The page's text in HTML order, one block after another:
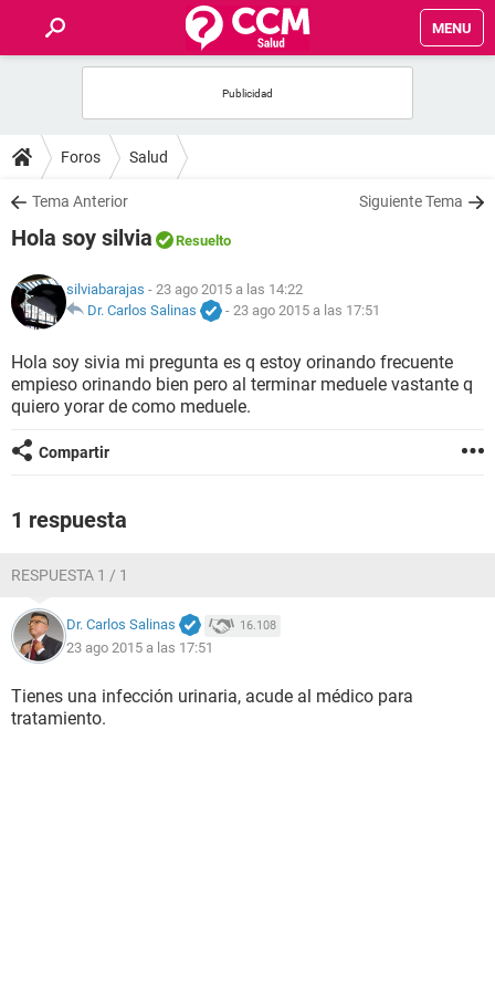
MENU
FOROS
SALUD
NUTRICIÓN
BIENESTAR
Foros Salud
Tema Anterior Siguiente Tema
Hola soy silvia Resuelto
silviabarajas - 23 ago 2015 a las 14:22
Dr. Carlos Salinas
- 23 ago 2015 a las 17:51
Hola soy sivia mi pregunta es q estoy orinando frecuente
empieso orinando bien pero al terminar meduele vastante q
quiero yorar de como meduele.
Compartir
1 respuesta
RESPUESTA 1 / 1
Dr. Carlos Salinas 16.108
23 ago 2015 a las 17:51
Tienes una infección urinaria, acude al médico para
tratamiento.